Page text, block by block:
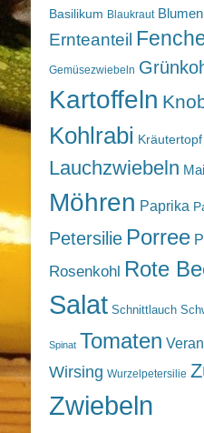
Basilikum Blaukraut
Ernteanteil
Gemüsezwiebeln
Kartoffeln
Kohlrabi Kräutertopf
Lauchzwiebeln
Möhren Paprika
Petersilie Porree
Rosenkohl Rote
Salat Schnittlauch
Spinat Tomaten
Wirsing Wurzelpetersilie
Zwiebeln